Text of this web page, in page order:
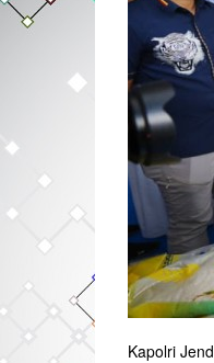
Kapolri